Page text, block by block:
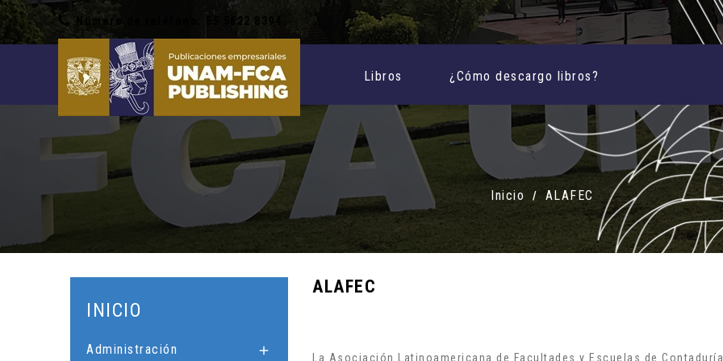
Número de teléfono: 55 5622 8394
Libros ¿Cómo descargo libros?
Inicio ALAFEC
INICIO
Administración 
ALAFEC
La Asociación Latinoamericana de Facultades y Escuelas de